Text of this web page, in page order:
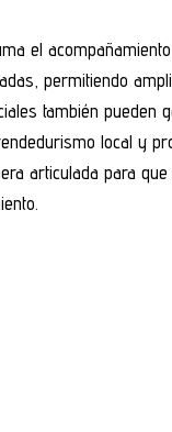
el
permitiendo
también pueden
local y
articulada para